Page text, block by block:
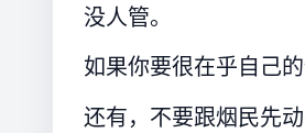
没人管。
如果你要很在乎自己
还有，不要跟烟民先动